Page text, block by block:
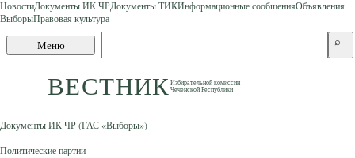
Skip to content
НовостиДокументы ИК ЧРДокументы ТИКИнформационные сообщенияОбъявления
ВыборыПравовая культура
Меню
ВЕСТНИКИзбирательной комиссии
Чеченской Республики
сайту
⌕
Документы ИК ЧР (ГАС «Выборы»)
Политические партии